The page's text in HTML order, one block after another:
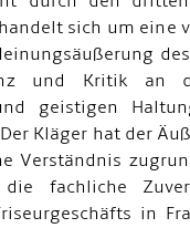
sich um eine
und Kritik an
geistigen
Kläger hat der
Verständnis
fachliche
in